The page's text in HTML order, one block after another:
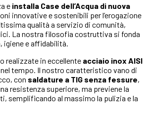
e installa Case dell’Acqua di nuova
innovative e sostenibili per l’erogazione
qualità a servizio di comunità,
La nostra filosofia costruttiva si fonda
igiene e affidabilità.
realizzate in eccellente acciaio inox AISI
nel tempo. Il nostro caratteristico vano di
con saldature a TIG senza fessure,
resistenza superiore, ma previene la
semplificando al massimo la pulizia e la